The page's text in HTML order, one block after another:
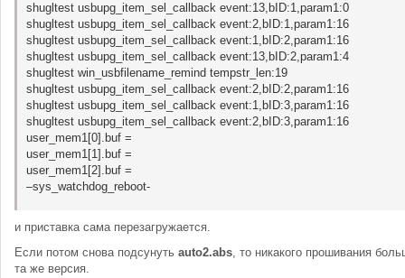
shugltest usbupg_item_sel_callback event:13,bID:1,param1:0
shugltest usbupg_item_sel_callback event:2,bID:1,param1:16
shugltest usbupg_item_sel_callback event:1,bID:2,param1:16
shugltest usbupg_item_sel_callback event:13,bID:2,param1:4
shugltest win_usbfilename_remind tempstr_len:19
shugltest usbupg_item_sel_callback event:2,bID:2,param1:16
shugltest usbupg_item_sel_callback event:1,bID:3,param1:16
shugltest usbupg_item_sel_callback event:2,bID:3,param1:16
user_mem1[0].buf =
user_mem1[1].buf =
user_mem1[2].buf =
–sys_watchdog_reboot-
и приставка сама перезагружается.
Если потом снова подсунуть auto2.abs, то никакого прошивания
та же версия.